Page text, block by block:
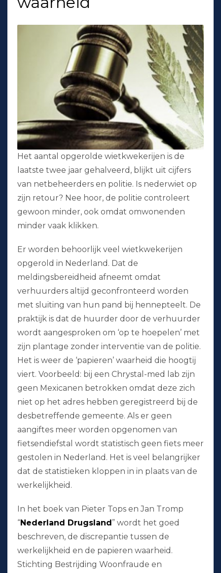
Het aantal opgerolde wietkwekerijen is de
laatste twee jaar gehalveerd, blijkt uit cijfers
van netbeheerders en politie. Is nederwiet op
zijn retour? Nee hoor, de politie controleert
gewoon minder, ook omdat omwonenden
minder vaak klikken.
Er worden behoorlijk veel wietkwekerijen
opgerold in Nederland. Dat de
meldingsbereidheid afneemt omdat
verhuurders altijd geconfronteerd worden
met sluiting van hun pand bij hennepteelt. De
praktijk is dat de huurder door de verhuurder
wordt aangesproken om ‘op te hoepelen’ met
zijn plantage zonder interventie van de politie.
Het is weer de ‘papieren’ waarheid die hoogtij
viert. Voorbeeld: bij een Chrystal-med lab zijn
geen Mexicanen betrokken omdat deze zich
niet op het adres hebben geregistreerd bij de
desbetreffende gemeente. Als er geen
aangiftes meer worden opgenomen van
fietsendiefstal wordt statistisch geen fiets meer
gestolen in Nederland. Het is veel belangrijker
dat de statistieken kloppen in in plaats van de
werkelijkheid.
In het boek van Pieter Tops en Jan Tromp
“Nederland Drugsland” wordt het goed
beschreven, de discrepantie tussen de
werkelijkheid en de papieren waarheid.
Stichting Bestrijding Woonfraude en